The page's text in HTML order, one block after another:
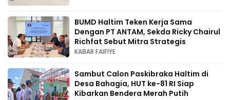
BUMD Haltim Teken Kerja Sama
Dengan PT ANTAM, Sekda Ricky Chairul
Richfat Sebut Mitra Strategis
KABAR FAIFIYE
Sambut Calon Paskibraka Haltim di
Desa Bahagia, HUT ke-81 RI Siap
Kibarkan Bendera Merah Putih